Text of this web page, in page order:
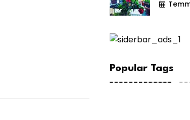
Popular Tags